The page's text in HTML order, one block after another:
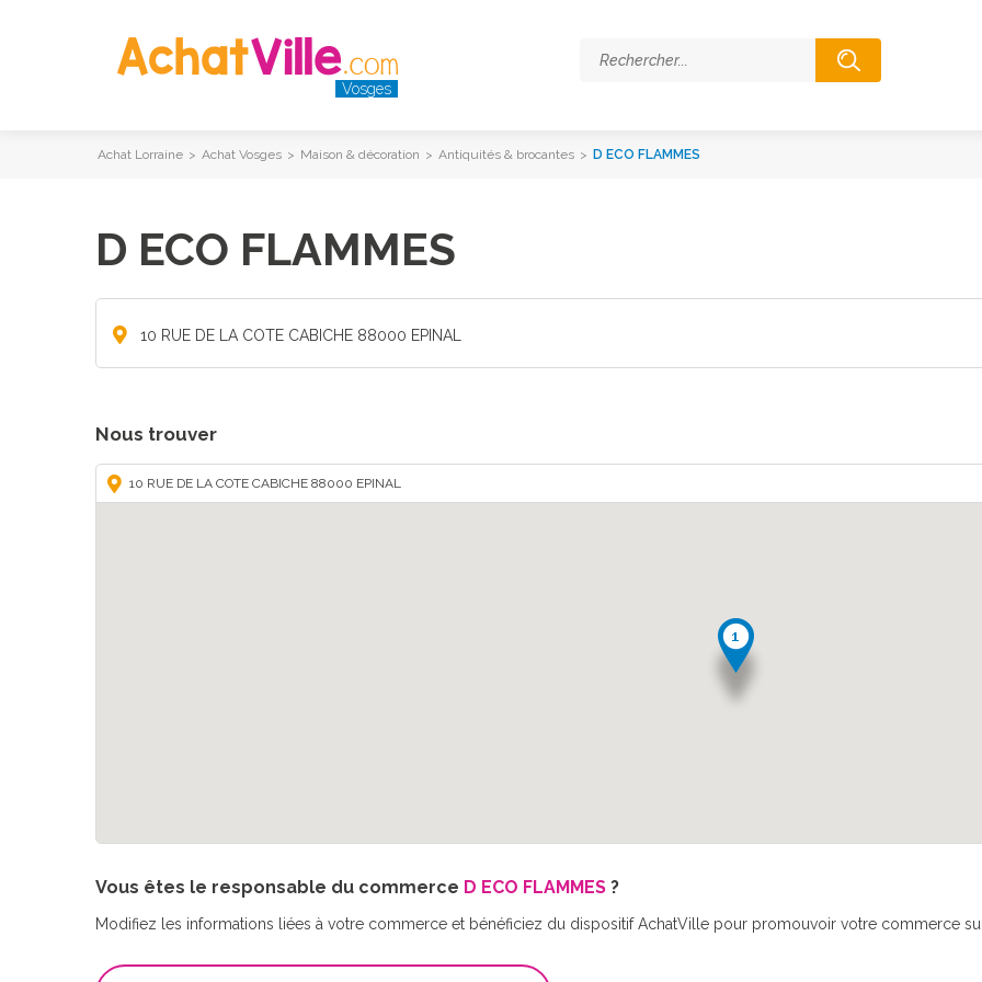
Vosges
Achat Lorraine > Achat Vosges > Maison & décoration > Antiquités & brocantes > D ECO FLAMMES
D ECO FLAMMES
10 RUE DE LA COTE CABICHE 88000 EPINAL
Nous trouver
10 RUE DE LA COTE CABICHE 88000 EPINAL
Vous êtes le responsable du commerce D ECO FLAMMES ?
Modifiez les informations liées à votre commerce et bénéficiez du dispositif AchatVille pour promouvoir votre commerce